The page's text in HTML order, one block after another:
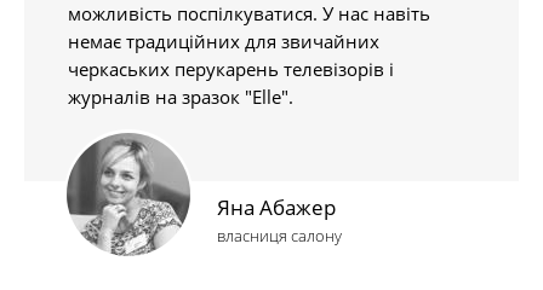
можливість поспілкуватися. У нас навіть
немає традиційних для звичайних
черкаських перукарень телевізорів і
журналів на зразок "Elle".
Яна Абажер
власниця салону